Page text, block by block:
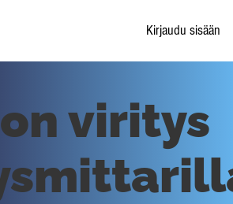
Kirjaudu sisään
viritys